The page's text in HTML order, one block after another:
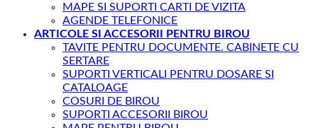
MAPE SI SUPORTI CARTI DE VIZITA
AGENDE TELEFONICE
ARTICOLE SI ACCESORII PENTRU BIROU
TAVITE PENTRU DOCUMENTE. CABINETE CU
SERTARE
SUPORTI VERTICALI PENTRU DOSARE SI
CATALOAGE
COSURI DE BIROU
SUPORTI ACCESORII BIROU